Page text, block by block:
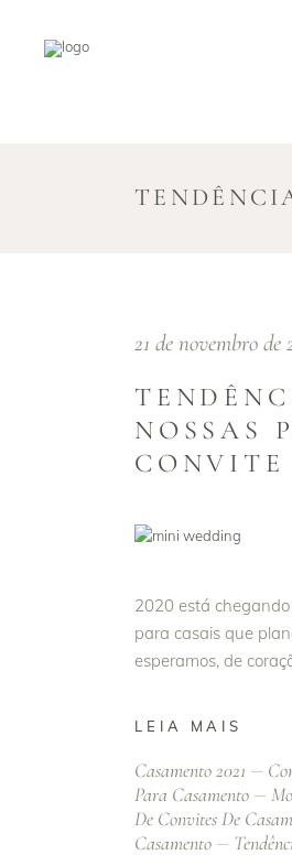
21 de novembro de
NOSSAS
CONVITE
2020 está
para casais que
esperamos, de
LEIA MAIS
Casamento 2021
Para Casamento
De Convites De
Casamento